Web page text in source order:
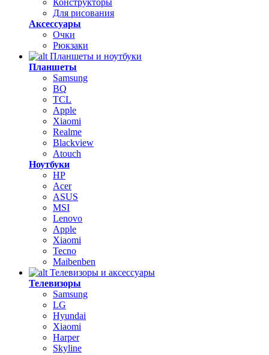
Конструкторы
Для рисования
Аксессуары
Очки
Рюкзаки
Планшеты и ноутбуки
Планшеты
Samsung
BQ
TCL
Apple
Xiaomi
Realme
Blackview
Atouch
Ноутбуки
HP
Acer
ASUS
MSI
Lenovo
Apple
Xiaomi
Tecno
Maibenben
Телевизоры и аксессуары
Телевизоры
Samsung
LG
Hyundai
Xiaomi
Harper
Skyline